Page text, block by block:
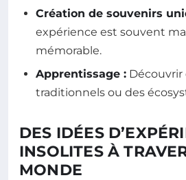
Création de souvenirs
expérience est souvent
mémorable.
Apprentissage : Découvrir
traditionnels ou des
DES IDÉES
INSOLITES À
MONDE